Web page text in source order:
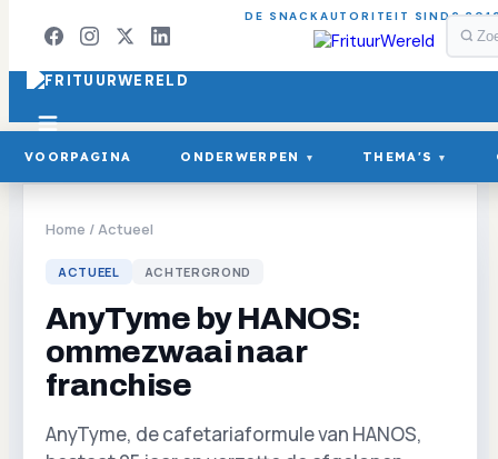
DE SNACKAUTORITEIT SINDS
VOORPAGINA ONDERWERPEN ▾ THEMA'S ▾
Home /Actueel
ACTUEEL ACHTERGROND
AnyTyme by HANOS:
ommezwaai naar
franchise
AnyTyme, de cafetariaformule van HANOS,